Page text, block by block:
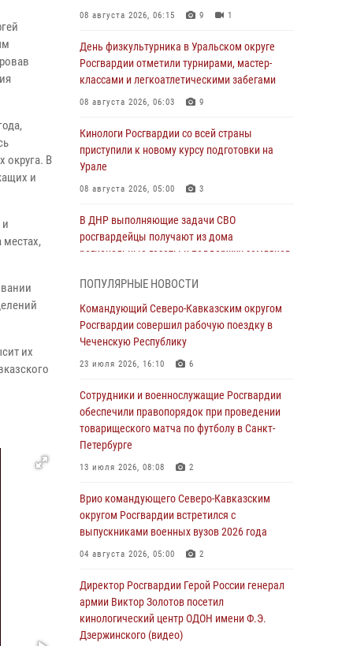
округа. В
и
местах,
их
08 августа 2026, 06:15 9 1
День физкультурника в Уральском округе
Росгвардии отметили турнирами, мастер-
классами и легкоатлетическими забегами
08 августа 2026, 06:03 9
Кинологи Росгвардии со всей страны
приступили к новому курсу подготовки на
Урале
08 августа 2026, 05:00 3
В ДНР выполняющие задачи СВО
росгвардейцы получают из дома
региональные газеты и поддержку земляков
Комплексные проверки безопасности
объектов образования с участием
Росгвардии продолжаются на Урале
08 августа 2026, 04:01
В Сибирском округе Росгвардии состоялись
мероприятия, посвященные Дню
физкультурника
08 августа 2026, 04:00
всероссийская акция "Каникулы с
Росгвардией"
08 августа 2026, 00:00 3
полковник Владислав Ершов поздравил
военнослужащих и сотрудников ведомства с
Днем физкультурника
07 августа 2026, 21:01
ПОПУЛЯРНЫЕ НОВОСТИ
Командующий Северо-Кавказским округом
Росгвардии совершил рабочую поездку в
Чеченскую Республику
23 июля 2026, 16:10 6
Сотрудники и военнослужащие Росгвардии
обеспечили правопорядок при проведении
товарищеского матча по футболу в Санкт-
Петербурге
13 июля 2026, 08:08 2
Врио командующего Северо-Кавказским
округом Росгвардии встретился с
выпускниками военных вузов 2026 года
04 августа 2026, 05:00 2
Директор Росгвардии Герой России генерал
армии Виктор Золотов посетил
кинологический центр ОДОН имени Ф.Э.
Дзержинского (видео)